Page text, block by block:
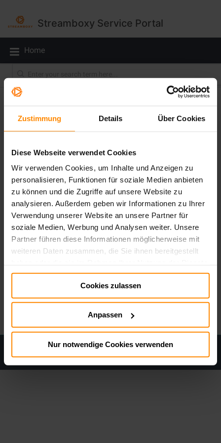
Zustimmung Details Über Cookies
Diese Webseite verwendet Cookies
Wir verwenden Cookies, um Inhalte und Anzeigen zu
personalisieren, Funktionen für soziale Medien anbieten
zu können und die Zugriffe auf unsere Website zu
analysieren. Außerdem geben wir Informationen zu Ihrer
Verwendung unserer Website an unsere Partner für
soziale Medien, Werbung und Analysen weiter. Unsere
Partner führen diese Informationen möglicherweise mit
weiteren Daten zusammen, die Sie ihnen bereitgestellt
gesammelt haben.
Impressum
Datenschutz:Datenschutz
Cookies zulassen
Anpassen
Nur notwendige Cookies verwenden
Streamboxy Service Portal
Home
STREAMBOXY Development Overview
Whats in this article? There is a multitude of options to integrate,
extend and customize STREAMBOXY. This article provides you
with an overview depending...
Tue, 7 Mar, 2023 13:46